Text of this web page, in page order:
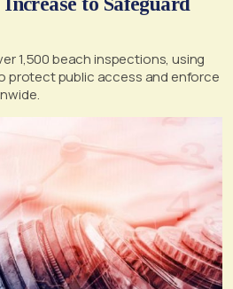
1,500 beach inspections, using
protect public access and enforce